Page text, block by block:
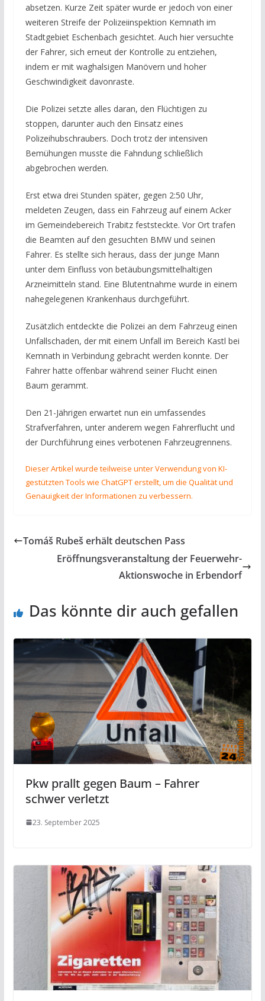
absetzen. Kurze Zeit später wurde er jedoch von einer
weiteren Streife der Polizeiinspektion Kemnath im
Stadtgebiet Eschenbach gesichtet. Auch hier versuchte
der Fahrer, sich erneut der Kontrolle zu entziehen,
indem er mit waghalsigen Manövern und hoher
Geschwindigkeit davonraste.
Die Polizei setzte alles daran, den Flüchtigen zu
stoppen, darunter auch den Einsatz eines
Polizeihubschraubers. Doch trotz der intensiven
Bemühungen musste die Fahndung schließlich
abgebrochen werden.
Erst etwa drei Stunden später, gegen 2:50 Uhr,
meldeten Zeugen, dass ein Fahrzeug auf einem Acker
im Gemeindebereich Trabitz feststeckte. Vor Ort trafen
die Beamten auf den gesuchten BMW und seinen
Fahrer. Es stellte sich heraus, dass der junge Mann
unter dem Einfluss von betäubungsmittelhaltigen
Arzneimitteln stand. Eine Blutentnahme wurde in einem
nahegelegenen Krankenhaus durchgeführt.
Zusätzlich entdeckte die Polizei an dem Fahrzeug einen
Unfallschaden, der mit einem Unfall im Bereich Kastl bei
Kemnath in Verbindung gebracht werden konnte. Der
Fahrer hatte offenbar während seiner Flucht einen
Baum gerammt.
Den 21-Jährigen erwartet nun ein umfassendes
Strafverfahren, unter anderem wegen Fahrerflucht und
der Durchführung eines verbotenen Fahrzeugrennens.
Dieser Artikel wurde teilweise unter Verwendung von KI-
gestützten Tools wie ChatGPT erstellt, um die Qualität und
Genauigkeit der Informationen zu verbessern.
Tomáš Rubeš erhält deutschen Pass
Eröffnungsveranstaltung der Feuerwehr-
Aktionswoche in Erbendorf
Das könnte dir auch gefallen
Pkw prallt gegen Baum – Fahrer
schwer verletzt
23. September 2025